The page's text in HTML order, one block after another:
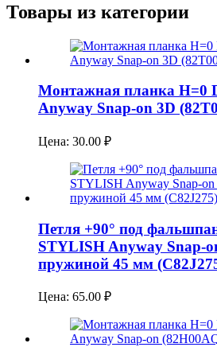
Товары из категории
Монтажная планка H=0
Anyway Snap-on 3D
Цена: 30.00 ₽
Петля +90° под
STYLISH Anyway Snap-
пружиной 45 мм
Цена: 65.00 ₽